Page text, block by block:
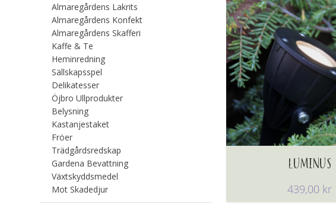
LUMINUS
439,00 kr
Almaregårdens Lakrits
Almaregårdens Konfekt
Almaregårdens Skafferi
Kaffe & Te
Heminredning
Sällskapsspel
Delikatesser
Öjbro Ullprodukter
Belysning
Kastanjestaket
Fröer
Trädgårdsredskap
Gardena Bevattning
Växtskyddsmedel
Mot Skadedjur